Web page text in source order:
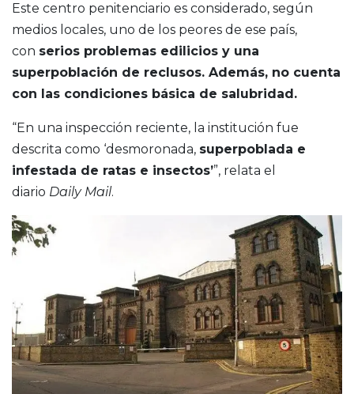
Este centro penitenciario es considerado, según
medios locales, uno de los peores de ese país,
con serios problemas edilicios y una
superpoblación de reclusos. Además, no cuenta
con las condiciones básica de salubridad.
“En una inspección reciente, la institución fue
descrita como ‘desmoronada, superpoblada e
infestada de ratas e insectos’”, relata el
diario Daily Mail.